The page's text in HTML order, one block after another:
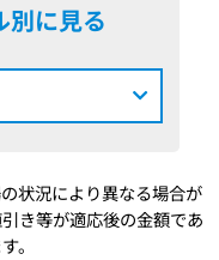
別に見る
状況により異なる場合が
き等が適応後の金額であ
。